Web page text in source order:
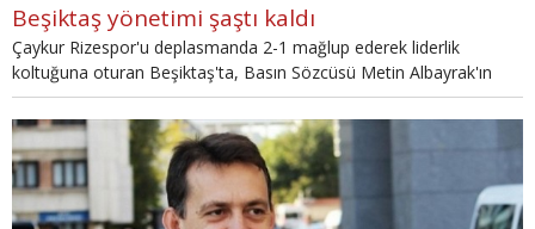
Beşiktaş yönetimi şaştı kaldı
Çaykur Rizespor'u deplasmanda 2-1 mağlup ederek liderlik
koltuğuna oturan Beşiktaş'ta, Basın Sözcüsü Metin Albayrak'ın
maç sonu açıklamaları maçın önüne geçti.